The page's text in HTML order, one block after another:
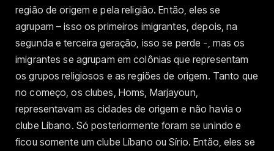
região de origem e pela religião. Então, eles se
agrupam – isso os primeiros imigrantes, depois, na
segunda e terceira geração, isso se perde -, mas os
imigrantes se agrupam em colônias que representam
os grupos religiosos e as regiões de origem. Tanto que
no começo, os clubes, Homs, Marjayoun,
representavam as cidades de origem e não havia o
clube Líbano. Só posteriormente foram se unindo e
ficou somente um clube Líbano ou Sírio. Então, eles se